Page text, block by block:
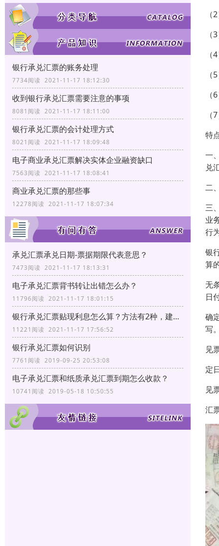
银行承兑汇票的账务处理
7734阅读 2021-11-17 18:12:30
收到银行承兑汇票需要注意的事项
8081阅读 2021-11-17 18:11:00
银行承兑汇票的会计处理方式
8021阅读 2021-11-17 18:09:48
电子商业承兑汇票解决实体企业融资缺口
7563阅读 2021-11-17 18:08:41
商业承兑汇票的那些事
12278阅读 2021-11-17 18:07:34
承兑汇票承兑日期-票据期限代表意思？
7473阅读 2021-11-17 18:13:31
电子承兑汇票背书转让出错怎么办？
11796阅读 2021-11-17 18:01:15
银行承兑汇票贴现利息怎么算？方法有2种，建议转发收藏
11221阅读 2021-11-17 17:56:52
银行承兑汇票如何识别
7761阅读 2019-09-25 20:53:08
电子承兑汇票和纸质承兑汇票到期怎么收款？
10741阅读 2019-05-18 10:50:55
特
一
兑
二
三
业
行
银
算
无
日
确
写
见
定
见
汇